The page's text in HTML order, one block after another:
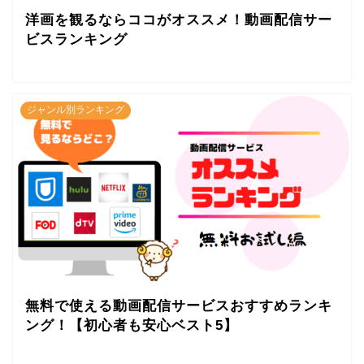
洋画を観るならココがオススメ！動画配信サー
ビスランキング
ジャンル別ランキング
無料で使える動画配信サービスおすすめランキ
ング！【初心者も安心ベスト5】